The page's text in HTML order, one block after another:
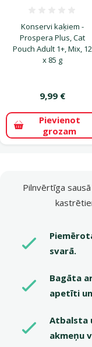
Konservi kaķiem -
Prospera Plus, Cat
Pouch Adult 1+, Mix, 12
x 85 g
9,99 €
Pievienot
grozam
Pilnvērtīga
svarā.
Bagāta
apetīti
Atbalsta
akmeņu